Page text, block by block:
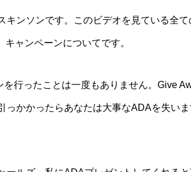
キンソンです。このビデオを見ている全
ャンペーンについてです。
行ったことは一度もありません。Give
っかかったらあなたは大事なADAを失い